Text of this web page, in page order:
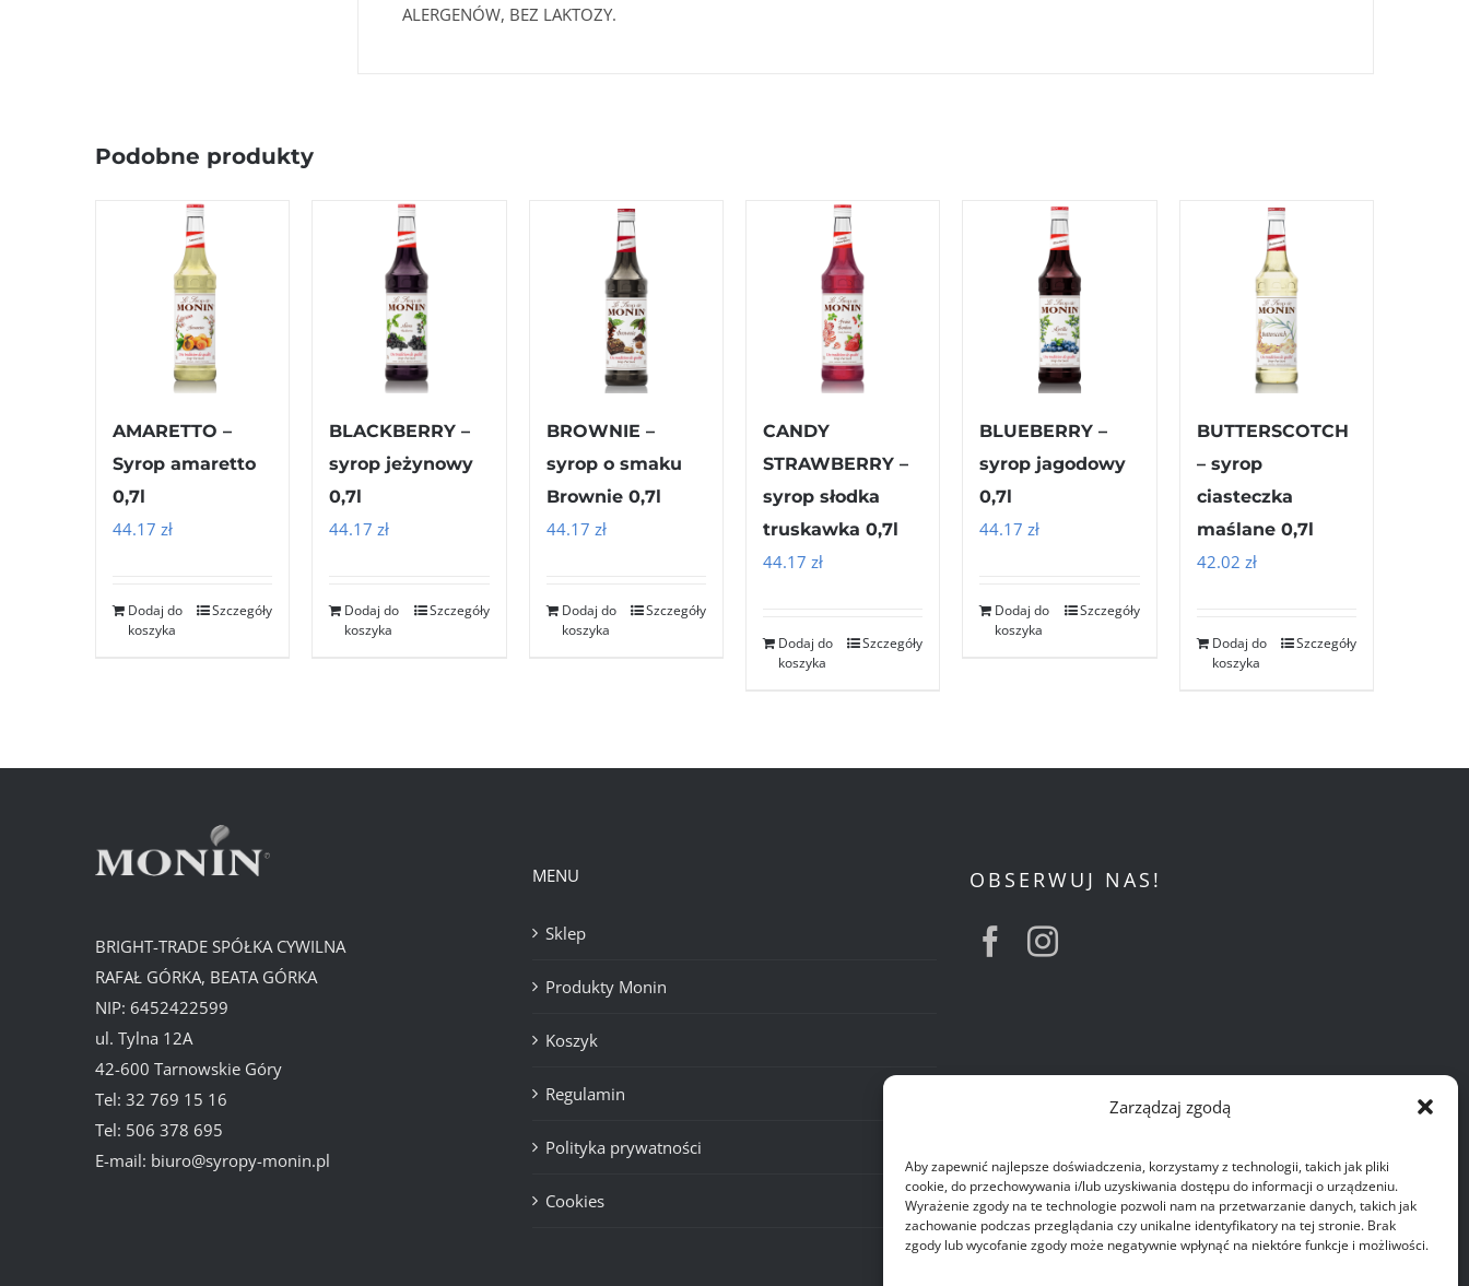
Zarządzaj zgodą
Aby zapewnić najlepsze doświadczenia, korzystamy z technologii, takich jak pliki
cookie, do przechowywania i/lub uzyskiwania dostępu do informacji o urządzeniu.
Wyrażenie zgody na te technologie pozwoli nam na przetwarzanie danych, takich jak
zachowanie podczas przeglądania czy unikalne identyfikatory na tej stronie. Brak
zgody lub wycofanie zgody może negatywnie wpłynąć na niektóre funkcje i możliwości.
ALERGENÓW, BEZ LAKTOZY.
Podobne produkty
AMARETTO –
Syrop amaretto
0,7l
44.17 zł
Dodaj do
koszyka
Szczegóły
BLACKBERRY –
syrop jeżynowy
0,7l
44.17zł
Dodaj do
koszyka
Szczegóły
BROWNIE –
syrop o smaku
Brownie 0,7l
44.17 zł
Dodaj do
koszyka
Szczegóły
CANDY
STRAWBERRY –
syrop słodka
truskawka 0,7l
44.17 zł
Dodaj do
koszyka
Szczegóły
BLUEBERRY –
syrop jagodowy
0,7l
44.17zł
Dodaj do
koszyka
Szczegóły
BUTTERSCOTCH
– syrop
ciasteczka
maślane 0,7l
42.02 zł
Dodaj do
koszyka
Szczegóły
BRIGHT-TRADE SPÓŁKA CYWILNA
RAFAŁ GÓRKA, BEATA GÓRKA
NIP: 6452422599
ul. Tylna 12A
42-600 Tarnowskie Góry
Tel: 32 769 15 16
Tel: 506 378 695
E-mail: biuro@syropy-monin.pl
MENU
Sklep
Produkty Monin
Koszyk
Regulamin
Polityka prywatności
Cookies
OBSERWUJ NAS!